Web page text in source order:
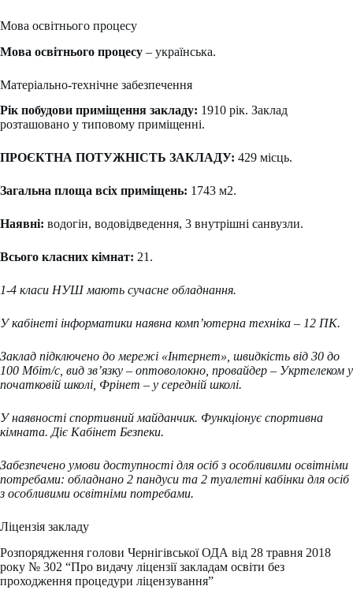
Мова освітнього процесу
Мова освітнього процесу – українська.
Матеріально-технічне забезпечення
Рік побудови приміщення закладу: 1910 рік. Заклад
розташовано у типовому приміщенні.
ПРОЄКТНА ПОТУЖНІСТЬ ЗАКЛАДУ: 429 місць.
Загальна площа всіх приміщень: 1743 м2.
Наявні: водогін, водовідведення, 3 внутрішні санвузли.
Всього класних кімнат: 21.
1-4 класи НУШ мають сучасне обладнання.
У кабінеті інформатики наявна комп’ютерна техніка – 12 ПК.
Заклад підключено до мережі «Інтернет», швидкість від 30 до
100 Мбіт/с, вид зв’язку – оптоволокно, провайдер – Укртелеком у
початковій школі, Фрінет – у середній школі.
У наявності спортивний майданчик. Функціонує спортивна
кімната. Діє Кабінет Безпеки.
Забезпечено умови доступності для осіб з особливими освітніми
потребами: обладнано 2 пандуси та 2 туалетні кабінки для осіб
з особливими освітніми потребами.
Ліцензія закладу
Розпорядження голови Чернігівської ОДА від 28 травня 2018
року № 302 “Про видачу ліцензії закладам освіти без
проходження процедури ліцензування”